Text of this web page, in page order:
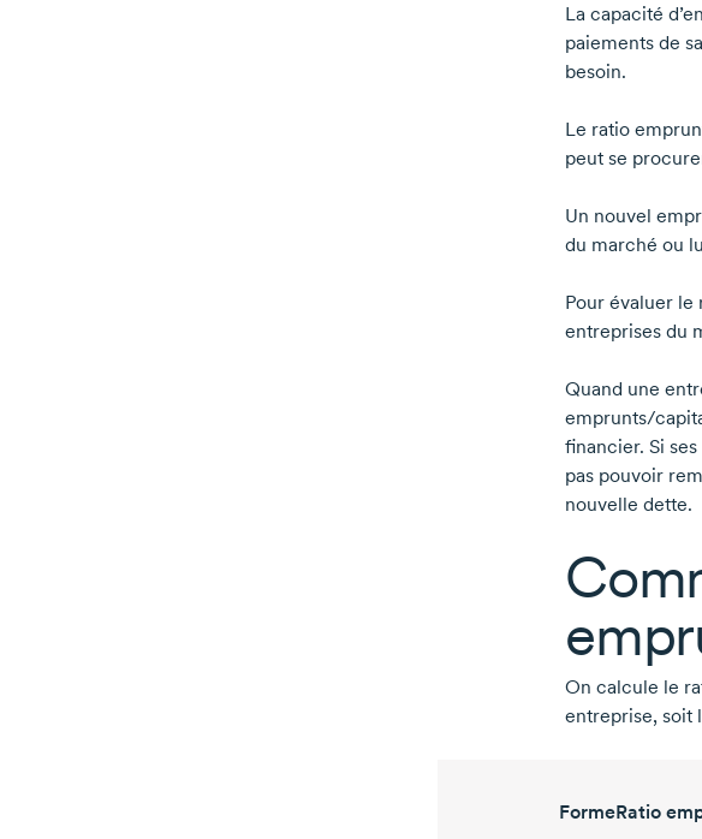
La capacité
paiements de
besoin.
Le ratio
peut se
Un nouvel
du marché ou
Pour évaluer le
entreprises du
Quand une
emprunts/
financier. Si
pas pouvoir
nouvelle dette.
On calcule le
entreprise, soit
FormeRatio